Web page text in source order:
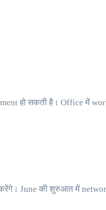
हो सकती है। Office में
June की शुरुआत में